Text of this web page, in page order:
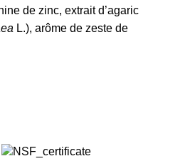
de zinc, extrait d’agaric
L.), arôme de zeste de